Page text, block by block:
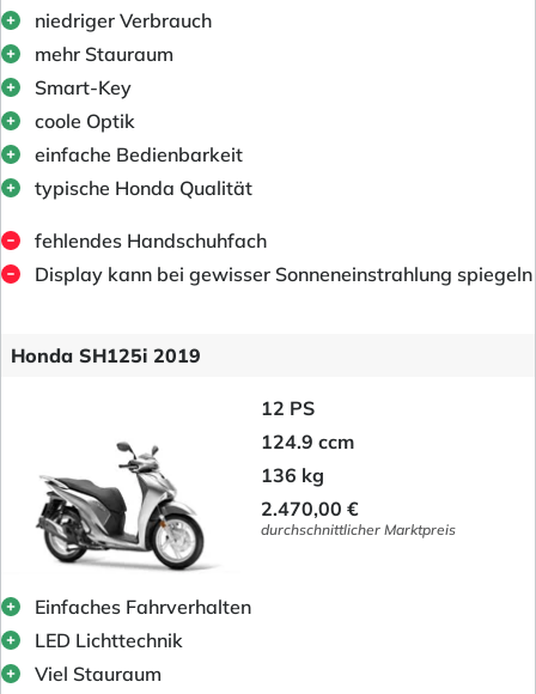
niedriger Verbrauch
mehr Stauraum
Smart-Key
coole Optik
einfache Bedienbarkeit
typische Honda Qualität
fehlendes Handschuhfach
Display kann bei gewisser Sonneneinstrahlung spiegeln
Honda SH125i 2019
12 PS
124.9 ccm
136 kg
2.470,00 €
durchschnittlicher Marktpreis
Einfaches Fahrverhalten
LED Lichttechnik
Viel Stauraum